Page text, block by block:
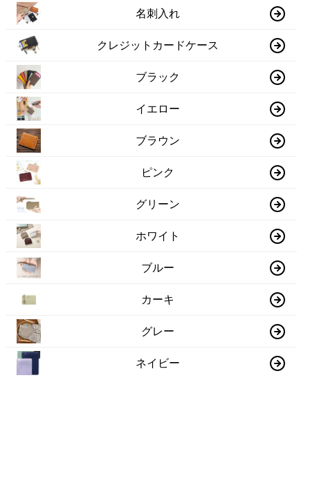
名刺入れ
クレジットカードケース
ブラック
イエロー
ブラウン
ピンク
グリーン
ホワイト
ブルー
カーキ
グレー
ネイビー